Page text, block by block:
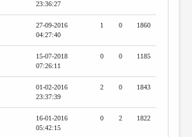
23:36:27
27-09-2016
04:27:40
1 0 1860
15-07-2018
07:26:11
0 0 1185
01-02-2016
23:37:39
2 0 1843
16-01-2016
05:42:15
0 2 1822